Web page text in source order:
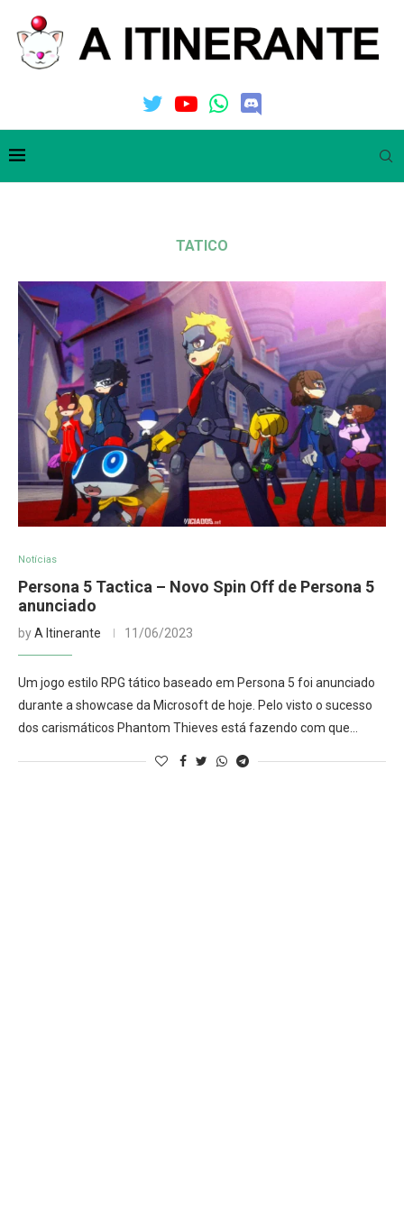
TATICO
Notícias
Persona 5 Tactica – Novo Spin Off de Persona 5
anunciado
byA Itinerante 11/06/2023
Um jogo estilo RPG tático baseado em Persona 5 foi anunciado
durante a showcase da Microsoft de hoje. Pelo visto o sucesso
dos carismáticos Phantom Thieves está fazendo com que…